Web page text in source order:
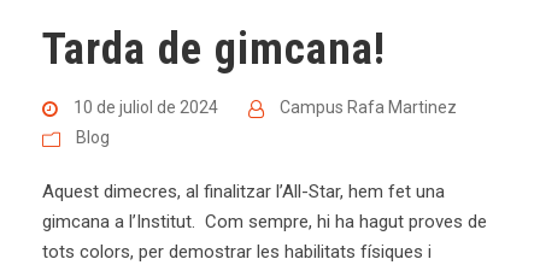
Tarda de gimcana!
10 de juliol de 2024
Campus Rafa Martinez
Blog
Aquest dimecres, al finalitzar l’All-Star, hem fet una
gimcana a l’Institut. Com sempre, hi ha hagut proves de
tots colors, per demostrar les habilitats físiques i